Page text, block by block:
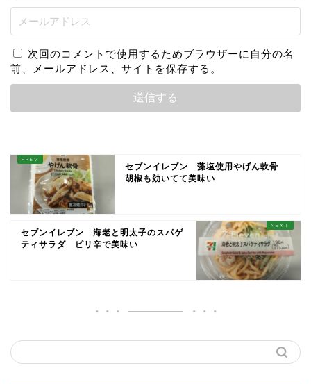
次回のコメントで使用するためブラウザーに自分の名
前、メールアドレス、サイトを保存する。
セブンイレブン 藻塩使用やげん軟骨
胡椒も効いてて美味い
セブンイレブン 海老と明太子のスパゲ
ティサラダ ピリ辛で美味い